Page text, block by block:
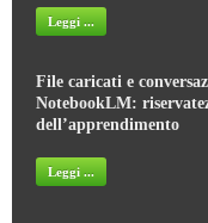
Leggi ...
File caricati e
NotebookLM:
dell’apprendimento
Leggi ...